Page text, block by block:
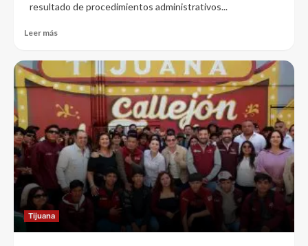
resultado de procedimientos administrativos...
Leer más
Tijuana